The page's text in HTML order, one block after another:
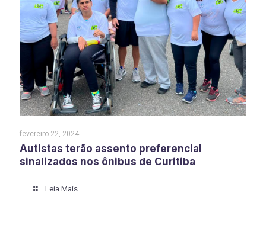
fevereiro 22, 2024
Autistas terão assento preferencial
sinalizados nos ônibus de Curitiba
Leia Mais